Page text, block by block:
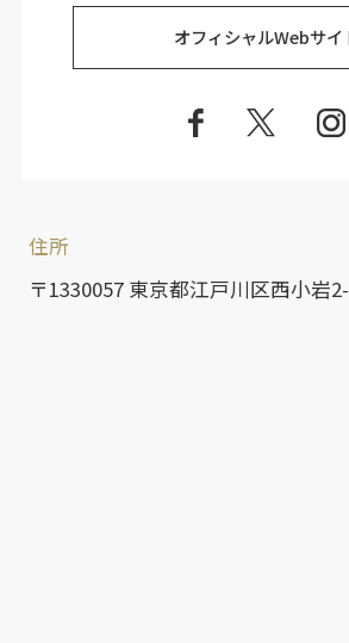
オフィシャルWebサイ
住所
〒1330057 東京都江戸川区西小岩